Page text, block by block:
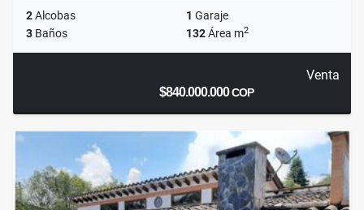
2Alcobas 1 Garaje
3 Baños 132Área m2
Venta
$840.000.000COP